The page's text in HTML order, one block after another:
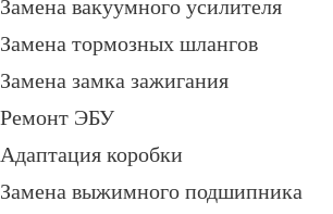
Замена вакуумного усилителя
Замена тормозных шлангов
Замена замка зажигания
Ремонт ЭБУ
Адаптация коробки
Замена выжимного подшипника